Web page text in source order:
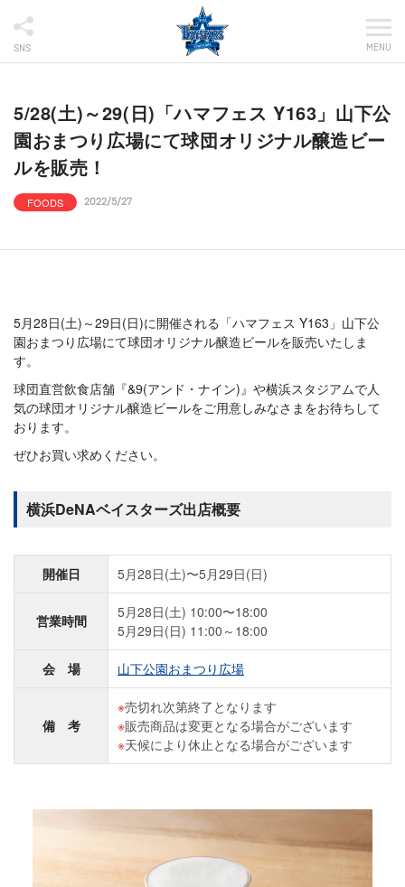
SNS MENU
5/28(土)～29(日)「ハマフェス Y163」山下公
園おまつり広場にて球団オリジナル醸造ビー
ルを販売！
FOODS 2022/5/27
5月28日(土)～29日(日)に開催される「ハマフェス Y163」山下公
園おまつり広場にて球団オリジナル醸造ビールを販売いたしま
す。
球団直営飲食店舗『&9(アンド・ナイン)』や横浜スタジアムで人
気の球団オリジナル醸造ビールをご用意しみなさまをお待ちして
おります。
ぜひお買い求めください。
横浜DeNAベイスターズ出店概要
開催日 5月28日(土)〜5月29日(日)
営業時間
5月28日(土) 10:00〜18:00
5月29日(日) 11:00～18:00
会 場 山下公園おまつり広場
備 考
売切れ次第終了となります
販売商品は変更となる場合がございます
天候により休止となる場合がございます